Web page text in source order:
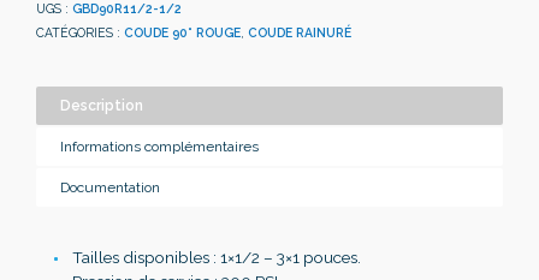
UGS : GBD90R11/2-1/2
CATÉGORIES : COUDE 90° ROUGE COUDE RAINURÉ
Description
Informations complémentaires
Documentation
Tailles disponibles : 1×1/2 – 3×1 pouces.